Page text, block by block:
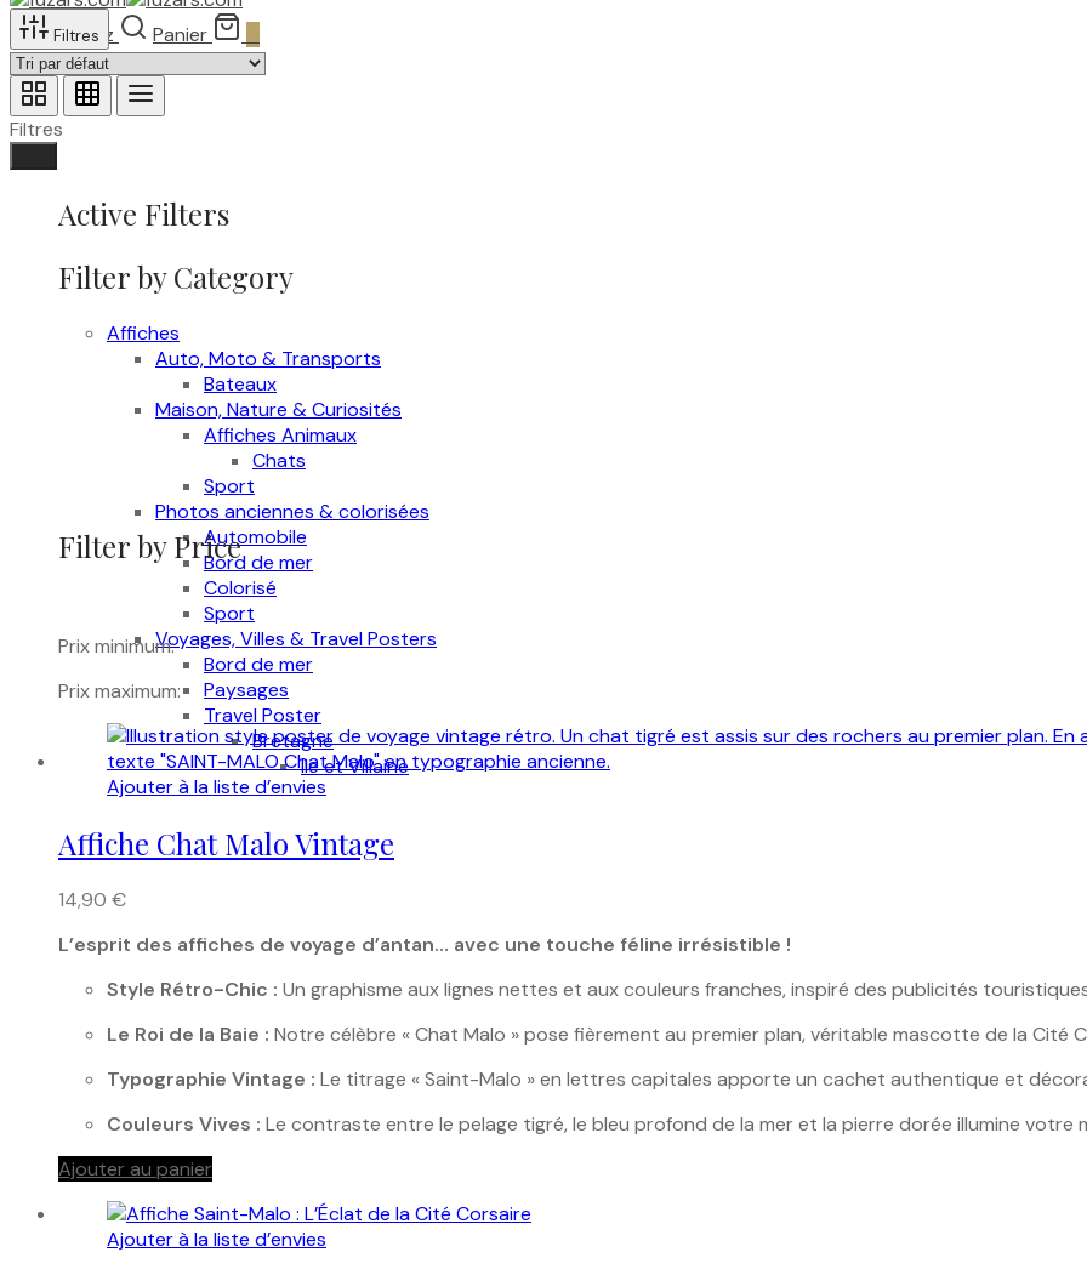
Recherchez Panier
Filtres
Filtres
Active Filters
Filter by Category
Affiches
Auto, Moto & Transports
Bateaux
Maison, Nature & Curiosités
Affiches Animaux
Chats
Sport
Photos anciennes & colorisées
Automobile
Bord de mer
Colorisé
Sport
Voyages, Villes & Travel Posters
Bord de mer
Paysages
Travel Poster
Bretagne
Ile et Villaine
Filter by Price
Prix minimum:
Prix maximum:
Ajouter à la liste d’envies
Affiche Chat Malo Vintage
14,90 €
L’esprit des affiches de voyage d’antan… avec une touche féline irrésistible !
Style Rétro-Chic : Un graphisme aux lignes nettes et aux couleurs franches, inspiré des publicités
Le Roi de la Baie : Notre célèbre « Chat Malo » pose fièrement au premier plan, véritable mascotte de la Cité
Typographie Vintage : Le titrage « Saint-Malo » en lettres capitales apporte un cachet authentique et
Couleurs Vives : Le contraste entre le pelage tigré, le bleu profond de la mer et la pierre dorée illumine votre
Ajouter au panier
Ajouter à la liste d’envies